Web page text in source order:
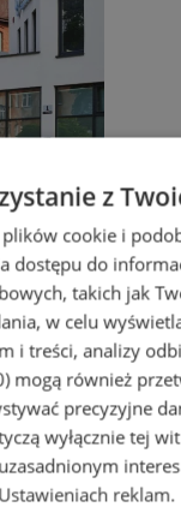
-
się ran |
z
cookie i
dostępu do
takich jak
w celu
i treści, analizy
mogą również
precyzyjne
wyłącznie tej
Ustawieniach reklam.